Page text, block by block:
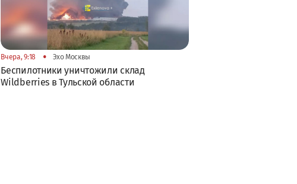
Вчера, 9:18 • Эхо Москвы
Беспилотники уничтожили склад
Wildberries в Тульской области